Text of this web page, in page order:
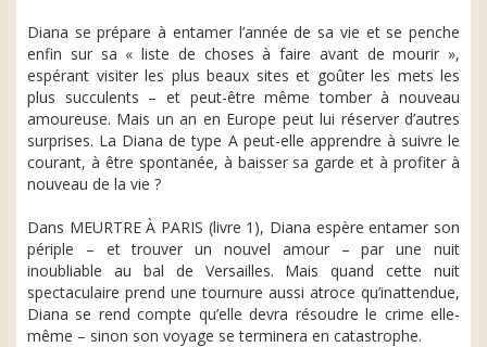
Diana se prépare à entamer l’année de sa vie et se penche
enfin sur sa « liste de choses à faire avant de mourir »,
espérant visiter les plus beaux sites et goûter les mets les
plus succulents – et peut-être même tomber à nouveau
amoureuse. Mais un an en Europe peut lui réserver d’autres
surprises. La Diana de type A peut-elle apprendre à suivre le
courant, à être spontanée, à baisser sa garde et à profiter à
nouveau de la vie ?
Dans MEURTRE À PARIS (livre 1), Diana espère entamer son
périple – et trouver un nouvel amour – par une nuit
inoubliable au bal de Versailles. Mais quand cette nuit
spectaculaire prend une tournure aussi atroce qu’inattendue,
Diana se rend compte qu’elle devra résoudre le crime elle-
même – sinon son voyage se terminera en catastrophe.